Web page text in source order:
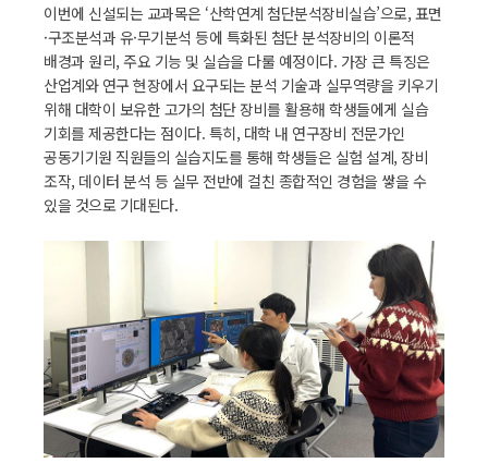
이번에 신설되는 교과목은 ‘산학연계 첨단분석장비실습’으로, 표면
·구조분석과 유·무기분석 등에 특화된 첨단 분석장비의 이론적
배경과 원리, 주요 기능 및 실습을 다룰 예정이다. 가장 큰 특징은
산업계와 연구 현장에서 요구되는 분석 기술과 실무역량을 키우기
위해 대학이 보유한 고가의 첨단 장비를 활용해 학생들에게 실습
기회를 제공한다는 점이다. 특히, 대학 내 연구장비 전문가인
공동기기원 직원들의 실습지도를 통해 학생들은 실험 설계, 장비
조작, 데이터 분석 등 실무 전반에 걸친 종합적인 경험을 쌓을 수
있을 것으로 기대된다.